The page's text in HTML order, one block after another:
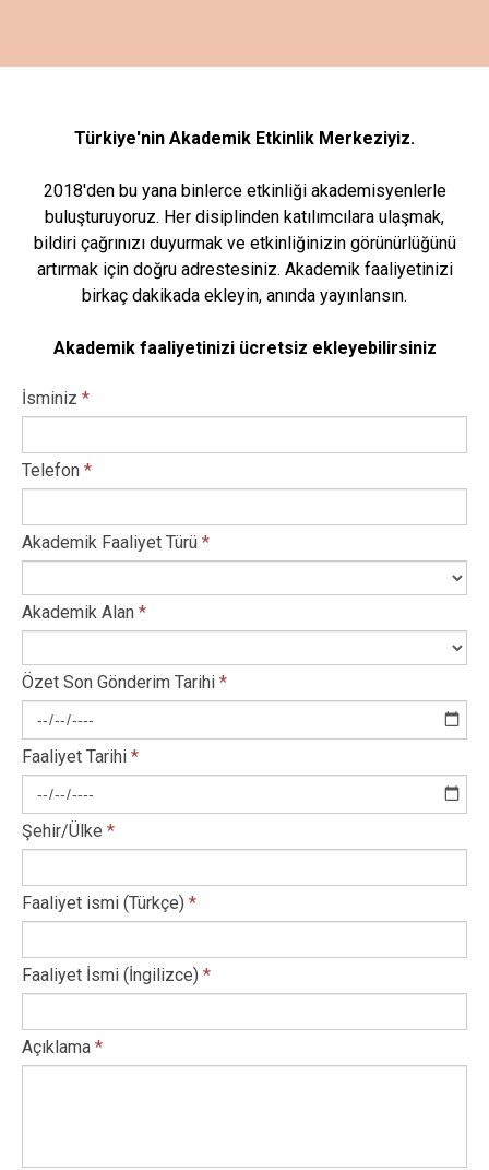
Türkiye'nin Akademik Etkinlik Merkeziyiz.
2018'den bu yana binlerce etkinliği akademisyenlerle
buluşturuyoruz. Her disiplinden katılımcılara ulaşmak,
bildiri çağrınızı duyurmak ve etkinliğinizin görünürlüğünü
artırmak için doğru adrestesiniz. Akademik faaliyetinizi
birkaç dakikada ekleyin, anında yayınlansın.
Akademik faaliyetinizi ücretsiz ekleyebilirsiniz
İsminiz *
Telefon *
Akademik Faaliyet Türü *
Akademik Alan *
Özet Son Gönderim Tarihi *
Faaliyet Tarihi *
Şehir/Ülke *
Faaliyet ismi (Türkçe) *
Faaliyet İsmi (İngilizce) *
Açıklama *